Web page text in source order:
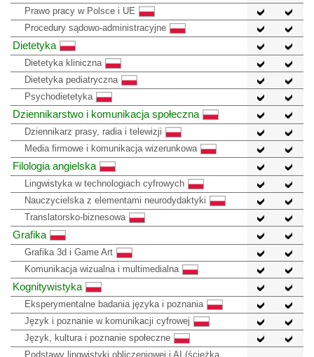
Prawo pracy w Polsce i UE
Procedury sądowo-administracyjne
Dietetyka
Dietetyka kliniczna
Dietetyka pediatryczna
Psychodietetyka
Dziennikarstwo i komunikacja społeczna
Dziennikarz prasy, radia i telewizji
Media firmowe i komunikacja wizerunkowa
Filologia angielska
Lingwistyka w technologiach cyfrowych
Nauczycielska z elementami neurodydaktyki
Translatorsko-biznesowa
Grafika
Grafika 3d i Game Art
Komunikacja wizualna i multimedialna
Kognitywistyka
Eksperymentalne badania języka i poznania
Język i poznanie w komunikacji cyfrowej
Język, kultura i poznanie społeczne
Podstawy lingwistyki obliczeniowej i AI (ścieżka